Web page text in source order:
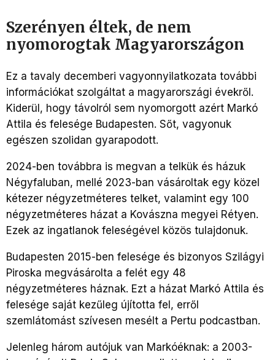
Szerényen éltek, de nem
nyomorogtak Magyarországon
Ez a tavaly decemberi vagyonnyilatkozata további
információkat szolgáltat a magyarországi évekről.
Kiderül, hogy távolról sem nyomorgott azért Markó
Attila és felesége Budapesten. Sőt, vagyonuk
egészen szolidan gyarapodott.
2024-ben továbbra is megvan a telkük és házuk
Négyfaluban, mellé 2023-ban vásároltak egy közel
kétezer négyzetméteres telket, valamint egy 100
négyzetméteres házat a Kovászna megyei Rétyen.
Ezek az ingatlanok feleségével közös tulajdonuk.
Budapesten 2015-ben felesége és bizonyos Szilágyi
Piroska megvásárolta a felét egy 48
négyzetméteres háznak. Ezt a házat Markó Attila és
felesége saját kezűleg újította fel, erről
szemlátomást szívesen mesélt a Pertu podcastban.
Jelenleg három autójuk van Markóéknak: a 2003-